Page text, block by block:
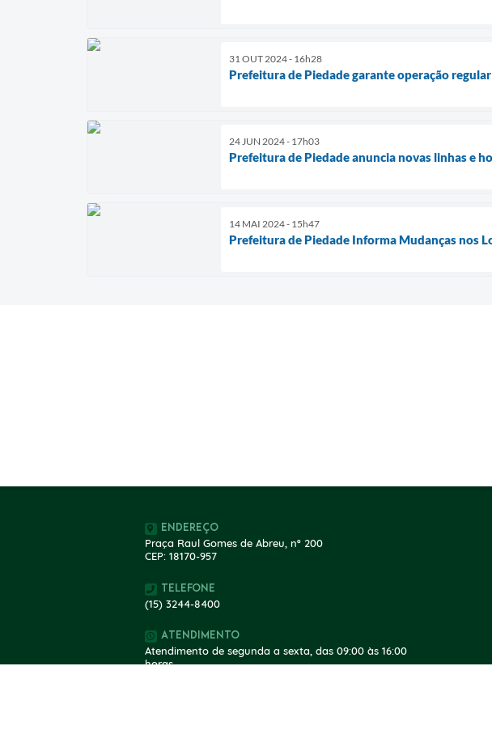
31 OUT 2024 - 16h28
Prefeitura de Piedade garante operação
24 JUN 2024 - 17h03
Prefeitura de Piedade anuncia novas linhas e
14 MAI 2024 - 15h47
Prefeitura de Piedade Informa Mudanças nos
Endereço
Praça Raul Gomes de Abreu, nº 200
CEP: 18170-957
Telefone
(15) 3244-8400
Atendimento
Atendimento de segunda a sexta, das 09:00 às 16:00
horas.